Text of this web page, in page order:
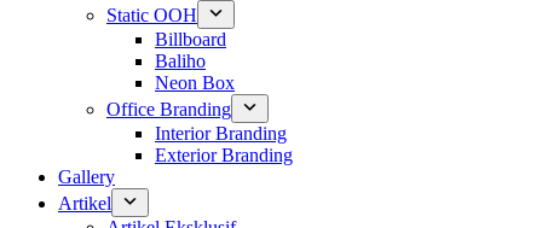
Static OOH
Billboard
Baliho
Neon Box
Office Branding
Interior Branding
Exterior Branding
Gallery
Artikel